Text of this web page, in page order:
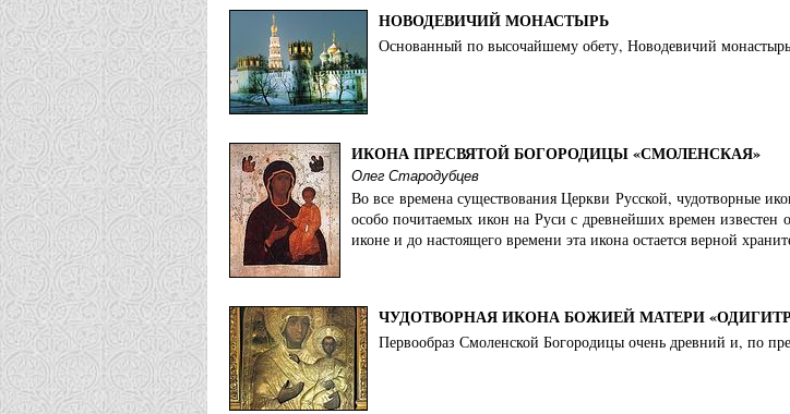
НОВОДЕВИЧИЙ МОНАСТЫРЬ
Основанный по высочайшему обету, Новодевичий
ИКОНА ПРЕСВЯТОЙ БОГОРОДИЦЫ «СМОЛЕНСКАЯ»
Олег Стародубцев
Во все времена существования Церкви Русской, чудотворные
особо почитаемых икон на Руси с древнейших времен
иконе и до настоящего времени эта икона остается верной
ЧУДОТВОРНАЯ ИКОНА БОЖИЕЙ МАТЕРИ
Первообраз Смоленской Богородицы очень древний и, по